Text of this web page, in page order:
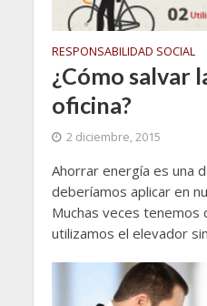
RESPONSABILIDAD SOCIAL
¿Cómo salvar
oficina?
2 diciembre, 2015
Ahorrar energía es una
deberíamos aplicar en
Muchas veces tenemos
utilizamos el elevador